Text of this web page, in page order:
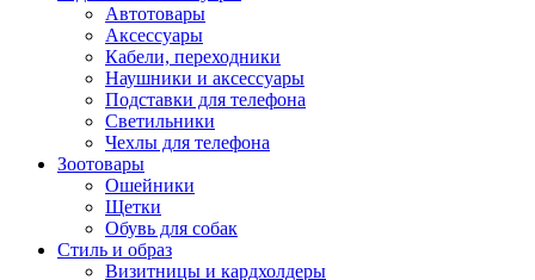
Автотовары
Аксессуары
Кабели, переходники
Наушники и аксессуары
Подставки для телефона
Светильники
Чехлы для телефона
Зоотовары
Ошейники
Щетки
Обувь для собак
Стиль и образ
Визитницы и кардхолдеры